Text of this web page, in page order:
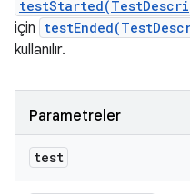
için
kullanılır.
Parametreler
test